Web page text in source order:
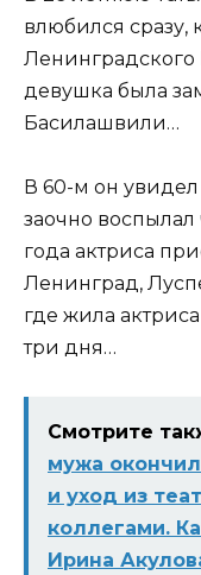
влюбился сразу,
Ленинградского
девушка была
Басилашвили…
В 60-м он
заочно воспылал
года актриса
Ленинград,
где жила
три дня…
Смотрите
мужа
и уход из
коллегами.
Ирина